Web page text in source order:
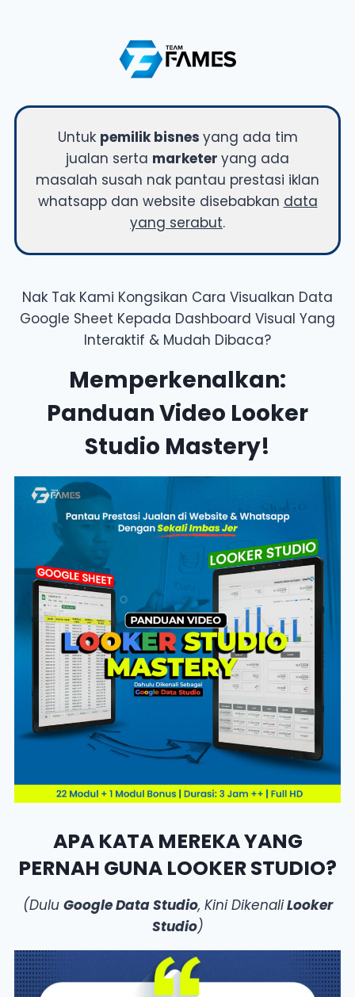
Untuk pemilik bisnes yang ada tim
jualan serta marketer yang ada
masalah susah nak pantau prestasi iklan
whatsapp dan website disebabkan data
yang serabut.
Nak Tak Kami Kongsikan Cara Visualkan Data
Google Sheet Kepada Dashboard Visual Yang
Interaktif & Mudah Dibaca?
Memperkenalkan:
Panduan Video Looker
Studio Mastery!
APA KATA MEREKA YANG
PERNAH GUNA LOOKER STUDIO?
(Dulu Google Data Studio, Kini DikenaliLooker
Studio)